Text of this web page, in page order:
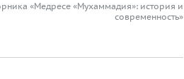
«Медресе «Мухаммадия»: история и
современность»